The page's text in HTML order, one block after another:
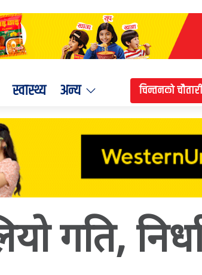
स्वास्थ्य अन्य चिन्तनको चौतारी
गति,